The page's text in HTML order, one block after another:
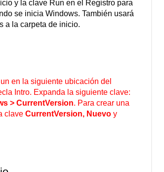
y la clave Run en el Registro para
se inicia Windows. También usará
a la carpeta de inicio.
en la siguiente ubicación del
Intro. Expanda la siguiente clave:
> CurrentVersion. Para crear una
clave CurrentVersion, Nuevoy